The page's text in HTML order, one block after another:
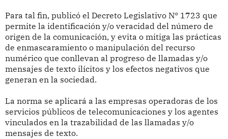
Para tal fin, publicó el Decreto Legislativo N° 1723 que
permite la identificación y/o veracidad del número de
origen de la comunicación, y evita o mitiga las prácticas
de enmascaramiento o manipulación del recurso
numérico que conllevan al progreso de llamadas y/o
mensajes de texto ilícitos y los efectos negativos que
generan en la sociedad.
La norma se aplicará a las empresas operadoras de los
servicios públicos de telecomunicaciones y los agentes
vinculados en la trazabilidad de las llamadas y/o
mensajes de texto.